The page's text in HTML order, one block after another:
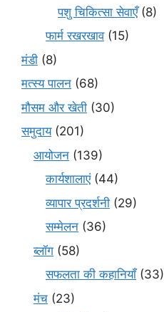
पशु चिकित्सा सेवाएँ(8)
फार्म रखरखाव(15)
मंडी (8)
मत्स्य पालन (68)
मौसम और खेती (30)
समुदाय(201)
आयोजन (139)
कार्यशालाएं(44)
व्यापार प्रदर्शनी (29)
सम्मेलन (36)
ब्लॉग (58)
सफलता की कहानियाँ(33)
मंच (23)